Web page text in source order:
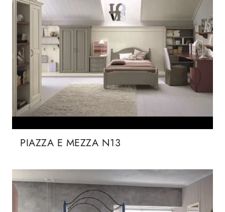
PIAZZA E MEZZA N13